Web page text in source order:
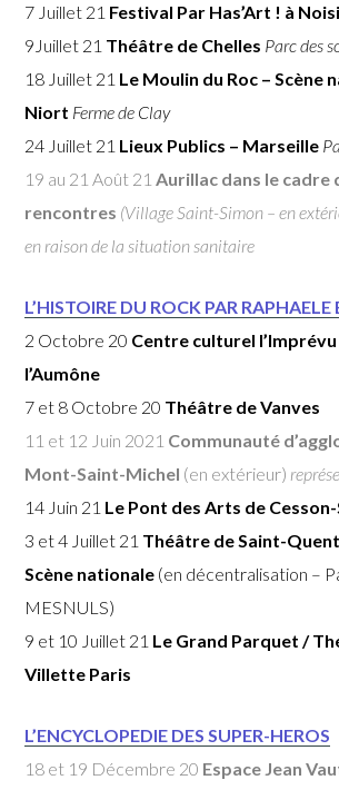
7 Juillet 21 Festival Par Has’Art ! à
9Juillet 21 Théâtre de Chelles Parc des
18 Juillet 21 Le Moulin du Roc – Scène
Niort Ferme de Clay
24 Juillet 21 Lieux Publics – Marseille
19 au 21 Août 21Aurillac dans le cadre
rencontres (Village Saint-Simon – en
en raison de la situation sanitaire
L’HISTOIRE DU ROCK PAR
2 Octobre 20 Centre culturel
l’Aumône
7 et 8 Octobre 20 Théâtre de Vanves
11 et 12 Juin 2021 Communauté
Mont-Saint-Michel (en extérieur)
14 Juin 21 Le Pont des Arts de
3 et 4 Juillet 21 Théâtre de Saint-
Scène nationale (en décentralisation –
MESNULS)
9 et 10 Juillet 21 Le Grand Parquet /
Villette Paris
L’ENCYCLOPEDIE DES SUPER-HEROS
18 et 19 Décembre 20 Espace Jean